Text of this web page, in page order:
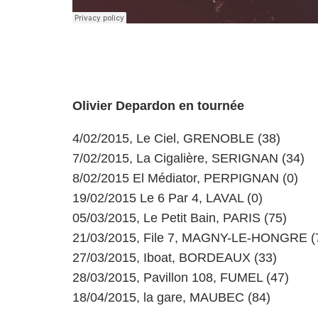
Olivier Depardon en tournée
4/02/2015, Le Ciel, GRENOBLE (38)
7/02/2015, La Cigalière, SERIGNAN (34)
8/02/2015 El Médiator, PERPIGNAN (0)
19/02/2015 Le 6 Par 4, LAVAL (0)
05/03/2015, Le Petit Bain, PARIS (75)
21/03/2015, File 7, MAGNY-LE-HONGRE
27/03/2015, Iboat, BORDEAUX (33)
28/03/2015, Pavillon 108, FUMEL (47)
18/04/2015, la gare, MAUBEC (84)